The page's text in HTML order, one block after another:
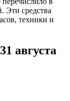
Эти средства
техники и
августа